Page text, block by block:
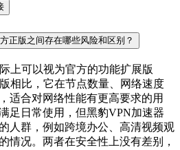
正版之间存在哪些风险和区别？
上可以视为官方的功能扩展版
相比，它在节点数量、网络速度
适合对网络性能有更高要求的用
足日常使用，但黑豹VPN加速器
人群，例如跨境办公、高清视频观
情况。两者在安全性上没有差别，